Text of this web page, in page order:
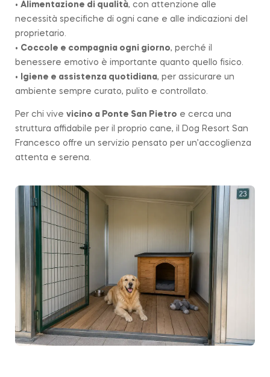
• Alimentazione di qualità, con attenzione alle
necessità specifiche di ogni cane e alle indicazioni del
proprietario.
• Coccole e compagnia ogni giorno, perché il
benessere emotivo è importante quanto quello fisico.
•
Igiene e assistenza quotidiana, per assicurare un
ambiente sempre curato, pulito e controllato.
Per chi vive vicino a Ponte San Pietro e cerca una
struttura affidabile per il proprio cane, il Dog Resort San
Francesco offre un servizio pensato per un’accoglienza
attenta e serena.